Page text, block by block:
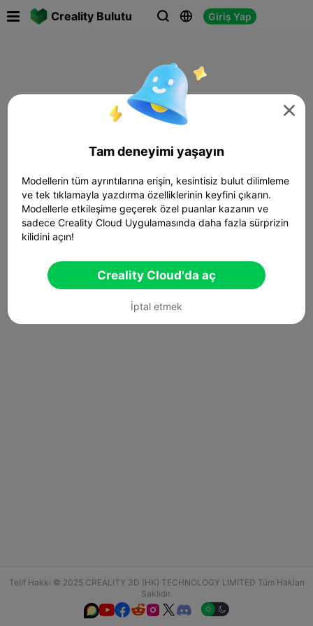
Creality Bulutu   Giriş Yap
Telif Hakkı © 2025 CREALITY 3D (HK) TECHNOLOGY LIMITED Tüm Hakları
Saklıdır.
  

Tam deneyimi yaşayın
Modellerin tüm ayrıntılarına erişin, kesintisiz bulut dilimleme
ve tek tıklamayla yazdırma özelliklerinin keyfini çıkarın.
Modellerle etkileşime geçerek özel puanlar kazanın ve
sadece Creality Cloud Uygulamasında daha fazla sürprizin
kilidini açın!
Creality Cloud'da aç
İptal etmek